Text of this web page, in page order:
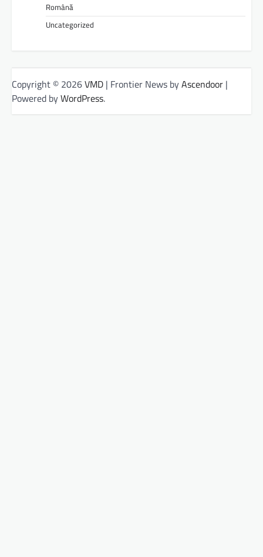
Română
Uncategorized
Copyright © 2026VMD | Frontier News byAscendoor |
Powered byWordPress.